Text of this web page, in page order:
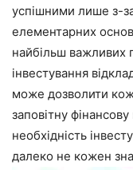
успішними лише з-
елементарних
найбільш важливих
інвестування
може дозволити
заповітну
необхідність
далеко не кожен